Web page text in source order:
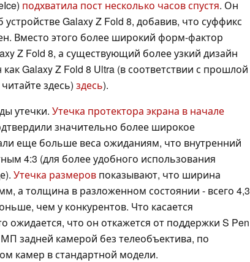
подхватила пост несколько часов спустя. Он
Galaxy Z Fold 8, добавив, что суффикс
Вместо этого более широкий форм-фактор
Z Fold 8, а существующий более узкий дизайн
Galaxy Z Fold 8 Ultra (в соответствии с прошлой
здесь) здесь).
утечки. Утечка протектора экрана в начале
значительно более широкое
еще больше веса ожиданиям, что внутренний
4:3 (для более удобного использования
Утечка размеров показывают, что ширина
а толщина в разложенном состоянии - всего 4,3
чем у конкурентов. Что касается
ожидается, что он откажется от поддержки S Pen
задней камерой без телеобъектива, по
камер в стандартной модели.